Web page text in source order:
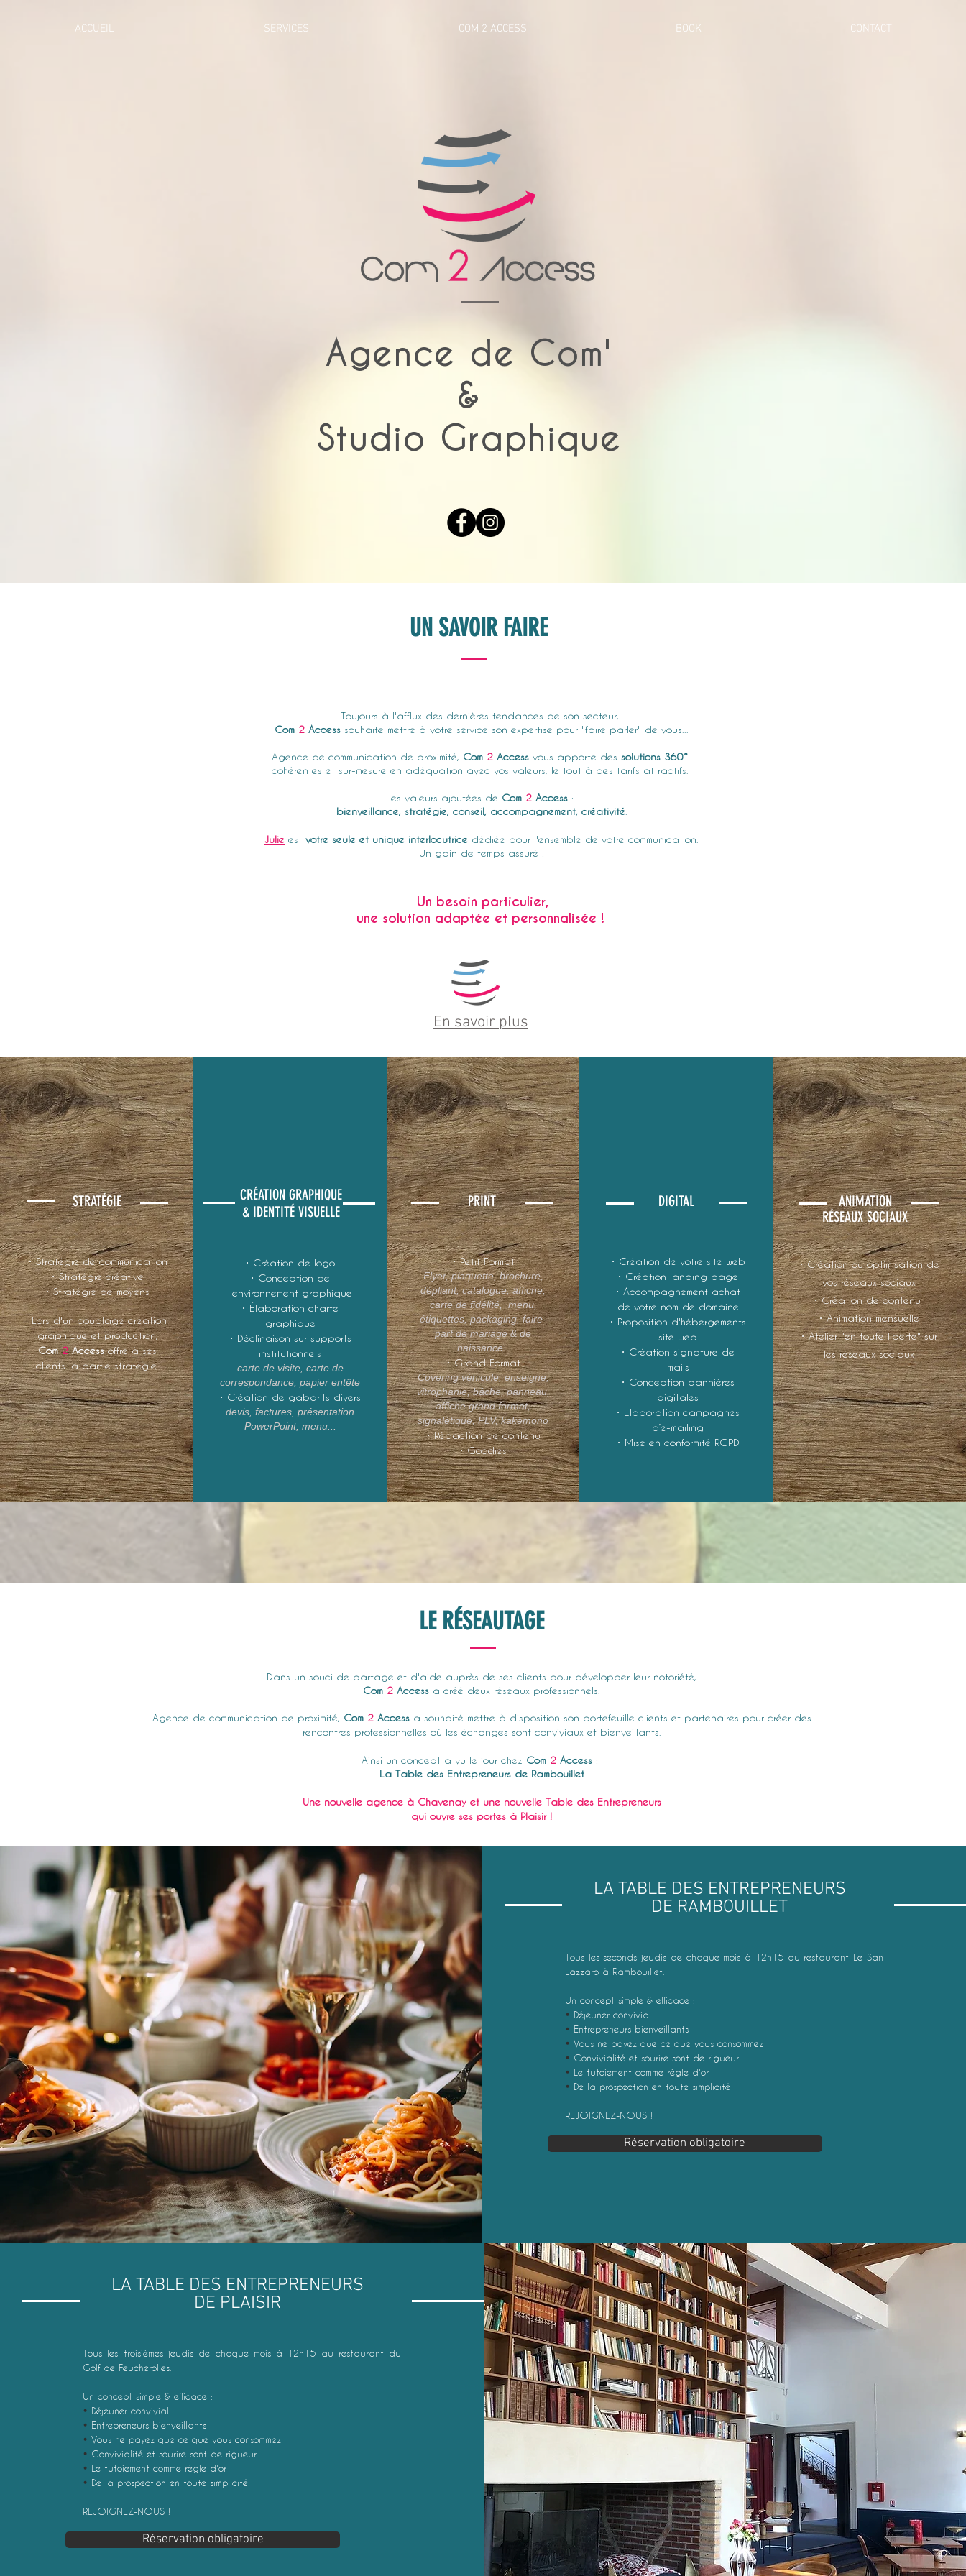
ACCUEIL SERVICES COM 2 ACCESS BOOK CONTACT
Agence de Com'
&
Studio Graphique
UN SAVOIR FAIRE
Toujours à l'afflux des dernières tendances de son secteur,
Com 2 Access souhaite mettre à votre service son expertise pour "faire parler" de vous...
Agence de communication de proximité, Com 2 Access vous apporte des solutions 360°
cohérentes et sur-mesure en adéquation avec vos valeurs, le tout à des tarifs attractifs.
Les valeurs ajoutées de Com 2 Access :
bienveillance, stratégie, conseil, accompagnement, créativité.
Julie est votre seule et unique interlocutrice dédiée pour l'ensemble de votre communication.
Un gain de temps assuré !
Un besoin particulier,
une solution adaptée et personnalisée !
En savoir plus
STRATÉGIE
• Stratégie de communication
• Stratégie créative
• Stratégie de moyens
Lors d'un couplage création
graphique et production,
Com2Accessoffre à ses
clients la partie stratégie.
CRÉATION GRAPHIQUE
& IDENTITÉ VISUELLE
• Création de logo
• Conception de
l'environnement graphique
• Élaboration charte
graphique
• Déclinaison sur supports
institutionnels
carte de visite, carte de
correspondance, papier entête
• Création de gabarits divers
devis, factures, présentation
PowerPoint, menu...
PRINT
• Petit Format
Flyer, plaquette, brochure,
dépliant, catalogue, affiche,
carte de fidélité, menu,
étiquettes, packaging, faire-
part de mariage & de
naissance.
• Grand Format
Covering véhicule, enseigne,
vitrophanie, bâche, panneau,
affiche grand format,
signalétique, PLV, kakémono
• Rédaction de contenu
• Goodies
DIGITAL
• Création de votre site web
• Création landing page
• Accompagnement achat
de votre nom de domaine
• Proposition d'hébergements
site web
• Création signature de
mails
• Conception bannières
digitales
• Elaboration campagnes
d’e-mailing
• Mise en conformité RGPD
ANIMATION
RÉSEAUX SOCIAUX
• Création ou optimisation de
vos réseaux sociaux
• Création de contenu
• Animation mensuelle
• Atelier "en toute liberté" sur
les réseaux sociaux
LE RÉSEAUTAGE
Dans un souci de partage et d'aide auprès de ses clients pour développer leur notoriété,
Com 2 Access a créé deux réseaux professionnels.
Agence de communication de proximité, Com 2Accessa souhaité mettre à disposition son portefeuille clients et partenaires pour créer des
rencontres professionnelles où les échanges sont conviviaux et bienveillants.
Ainsi un concept a vu le jour chez Com 2 Access :
La Table des Entrepreneurs de Rambouillet
Une nouvelle agence à Chavenay et une nouvelle Table des Entrepreneurs
qui ouvre ses portes à Plaisir !
LA TABLE DES ENTREPRENEURS
DE RAMBOUILLET
Tous les seconds jeudis de chaque mois à 12h15 au restaurant Le San
Lazzaro à Rambouillet.
Un concept simple & efficace :
• Déjeuner convivial
• Entrepreneurs bienveillants
• Vous ne payez que ce que vous consommez
• Convivialité et sourire sont de rigueur
• Le tutoiement comme règle d'or
• De la prospection en toute simplicité
REJOIGNEZ-NOUS !
Réservation obligatoire
LA TABLE DES ENTREPRENEURS
DE PLAISIR
Tous les troisièmes jeudis de chaque mois à 12h15 au restaurant du
Golf de Feucherolles.
Un concept simple & efficace :
• Déjeuner convivial
• Entrepreneurs bienveillants
• Vous ne payez que ce que vous consommez
• Convivialité et sourire sont de rigueur
• Le tutoiement comme règle d'or
• De la prospection en toute simplicité
REJOIGNEZ-NOUS !
Réservation obligatoire